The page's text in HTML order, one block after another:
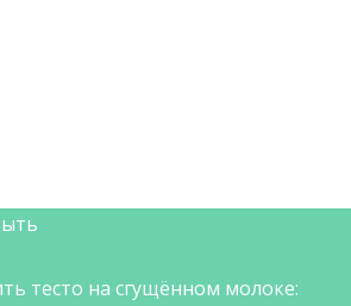
тесто на сгущённом молоке: